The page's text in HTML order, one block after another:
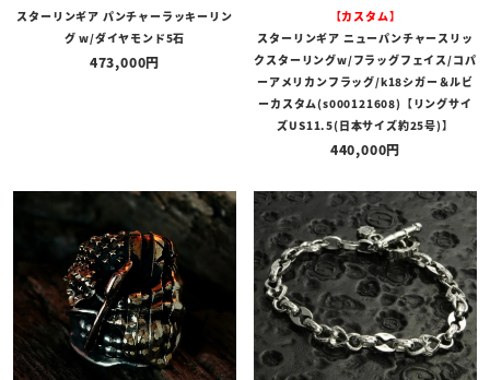
スターリンギア パンチャーラッキーリン
グ w/ダイヤモンド5石
473,000
【カスタム】
スターリンギア ニューパンチャースリッ
クスターリングw/フラッグフェイス/コパ
ーアメリカンフラッグ/k18シガー＆ルビ
ーカスタム(s000121608)【リングサイ
ズUS11.5(日本サイズ約25号)】
440,000